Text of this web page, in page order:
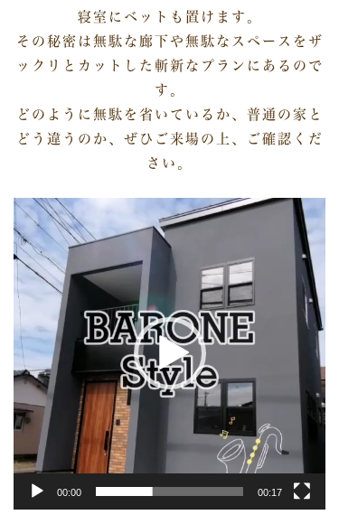
寝室にベットも置けます。
その秘密は無駄な廊下や無駄なスペースをザ
ックリとカットした斬新なプランにあるので
す。
どのように無駄を省いているか、普通の家と
どう違うのか、ぜひご来場の上、ご確認くだ
さい。
動
画
プ
レ
ー
ー
00:00 00:17